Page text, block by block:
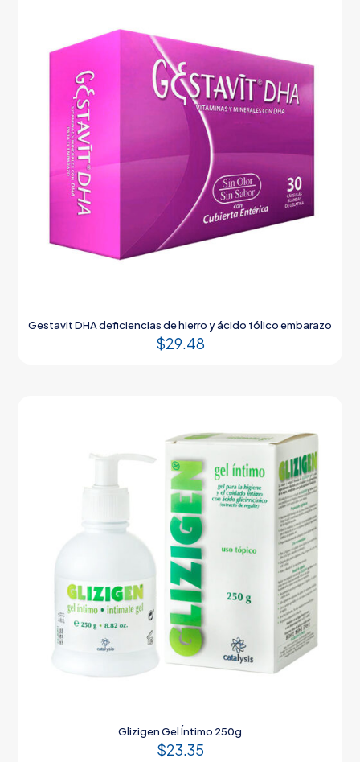
Gestavit DHA deficiencias de hierro y ácido fólico embarazo
$29.48
Glizigen Gel Íntimo 250g
$23.35